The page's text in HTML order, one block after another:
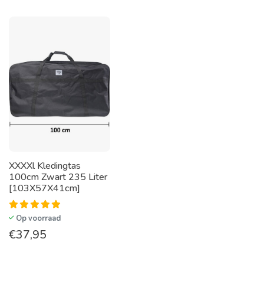
XXXXl Kledingtas
100cm Zwart 235 Liter
[103X57X41cm]
Op voorraad
€37,95